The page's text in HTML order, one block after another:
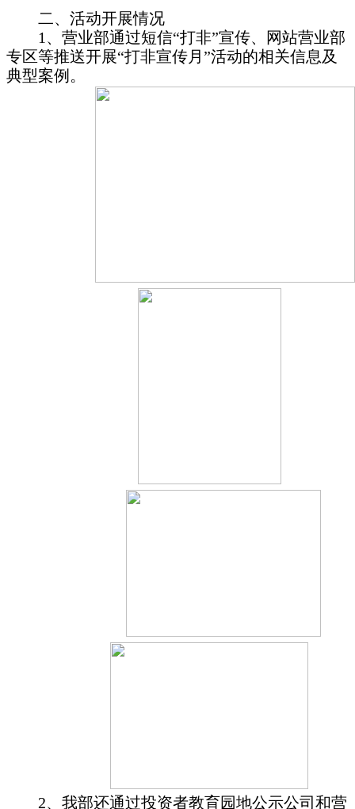
二、活动开展情况
1 、营业部通过短信“打非”宣传、网站营业部
专区等推送开展“打非宣传月”活动的相关信息及
典型案例。
2、我部还通过投资者教育园地公示公司和营